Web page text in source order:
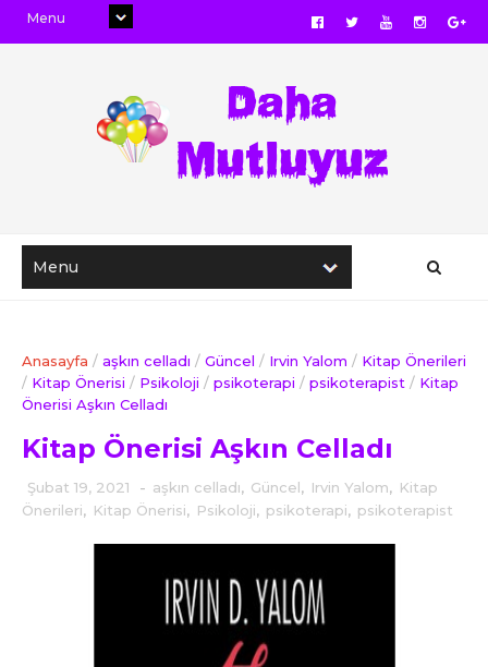
Anasayfa / aşkın celladı / Güncel / Irvin Yalom / Kitap Önerileri
/ Kitap Önerisi / Psikoloji / psikoterapi / psikoterapist / Kitap
Önerisi Aşkın Celladı
Kitap Önerisi Aşkın Celladı
Şubat 19, 2021 - aşkın celladı, Güncel, Irvin Yalom, Kitap
Önerileri, Kitap Önerisi, Psikoloji, psikoterapi, psikoterapist